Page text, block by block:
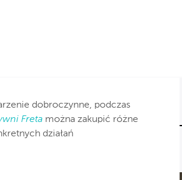
dobroczynne, podczas
Freta można zakupić różne
działań